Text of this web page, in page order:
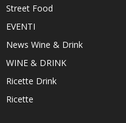
Street Food
EVENTI
News Wine & Drink
WINE & DRINK
Ricette Drink
Ricette